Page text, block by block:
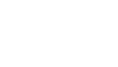
вы зачисляетесь/уже